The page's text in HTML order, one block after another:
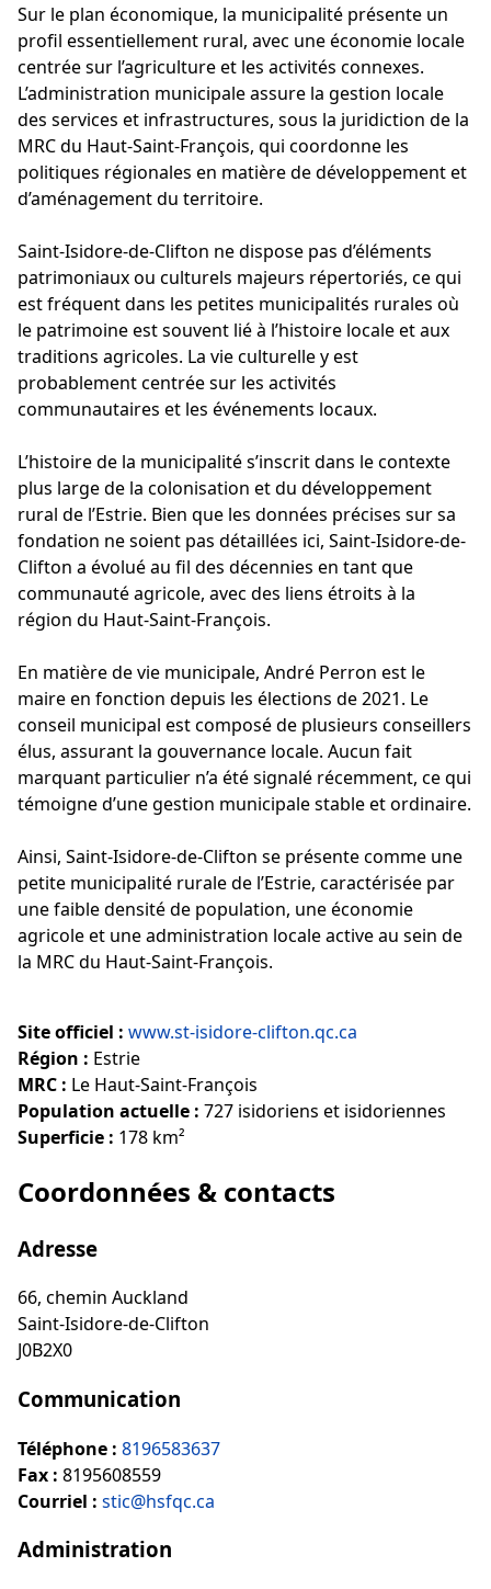
Sur le plan économique, la municipalité présente un
profil essentiellement rural, avec une économie locale
centrée sur l’agriculture et les activités connexes.
L’administration municipale assure la gestion locale
des services et infrastructures, sous la juridiction de la
MRC du Haut-Saint-François, qui coordonne les
politiques régionales en matière de développement et
d’aménagement du territoire.
Saint-Isidore-de-Clifton ne dispose pas d’éléments
patrimoniaux ou culturels majeurs répertoriés, ce qui
est fréquent dans les petites municipalités rurales où
le patrimoine est souvent lié à l’histoire locale et aux
traditions agricoles. La vie culturelle y est
probablement centrée sur les activités
communautaires et les événements locaux.
L’histoire de la municipalité s’inscrit dans le contexte
plus large de la colonisation et du développement
rural de l’Estrie. Bien que les données précises sur sa
fondation ne soient pas détaillées ici, Saint-Isidore-de-
Clifton a évolué au fil des décennies en tant que
communauté agricole, avec des liens étroits à la
région du Haut-Saint-François.
En matière de vie municipale, André Perron est le
maire en fonction depuis les élections de 2021. Le
conseil municipal est composé de plusieurs conseillers
élus, assurant la gouvernance locale. Aucun fait
marquant particulier n’a été signalé récemment, ce qui
témoigne d’une gestion municipale stable et ordinaire.
Ainsi, Saint-Isidore-de-Clifton se présente comme une
petite municipalité rurale de l’Estrie, caractérisée par
une faible densité de population, une économie
agricole et une administration locale active au sein de
la MRC du Haut-Saint-François.
Site officiel : www.st-isidore-clifton.qc.ca
Région : Estrie
MRC : Le Haut-Saint-François
Population actuelle : 727 isidoriens et isidoriennes
Superficie : 178 km²
Coordonnées & contacts
Adresse
66, chemin Auckland
Saint-Isidore-de-Clifton
J0B2X0
Communication
Téléphone : 8196583637
Fax : 8195608559
Courriel : stic@hsfqc.ca
Administration